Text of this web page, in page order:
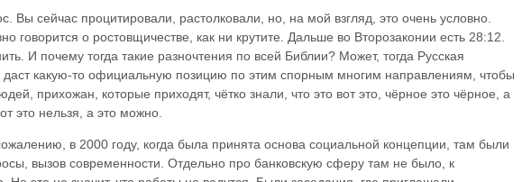
Вы сейчас процитировали, растолковали, но, на мой взгляд, это очень условно.
говорится о ростовщичестве, как ни крутите. Дальше во Второзаконии есть 28:12.
И почему тогда такие разночтения по всей Библии? Может, тогда Русская
даст какую-то официальную позицию по этим спорным многим направлениям, чтобы
прихожан, которые приходят, чётко знали, что это вот это, чёрное это чёрное, а
это нельзя, а это можно.
в 2000 году, когда была принята основа социальной концепции, там были
вызов современности. Отдельно про банковскую сферу там не было, к